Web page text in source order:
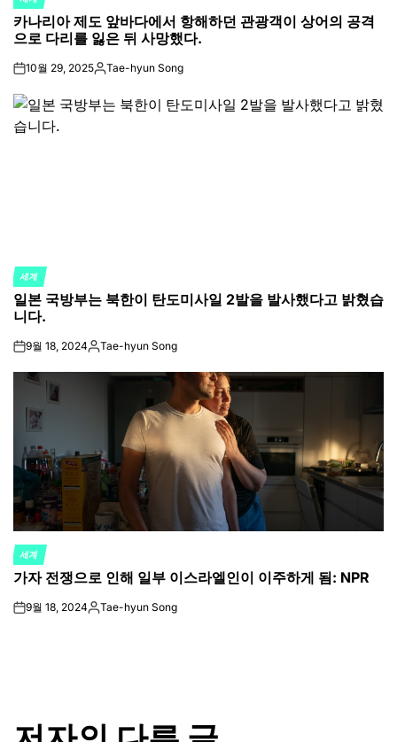
POSTED
IN
카나리아 제도 앞바다에서 항해하던 관광객이 상어의 공격
으로 다리를 잃은 뒤 사망했다.
on10월 29, 2025Posted
Tae-hyun Song
POSTED
IN
세계
일본 국방부는 북한이 탄도미사일 2발을 발사했다고 밝혔습
니다.
on9월 18, 2024Posted
Tae-hyun Song
POSTED
IN
세계
가자 전쟁으로 인해 일부 이스라엘인이 이주하게 됨: NPR
on9월 18, 2024Posted
Tae-hyun Song